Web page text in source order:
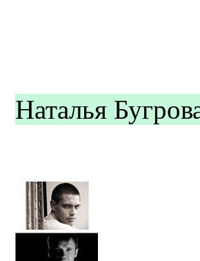
Наталья